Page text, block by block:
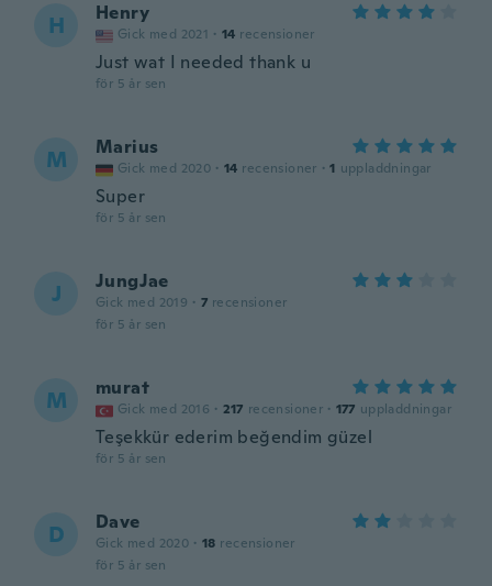
H Henry
Gick med 2021 · 14 recensioner
Just wat I needed thank u
för 5 år sen
M Marius
Gick med 2020 · 14 recensioner · 1 uppladdningar
Super
för 5 år sen
J JungJae
Gick med 2019 · 7 recensioner
för 5 år sen
M murat
Gick med 2016 · 217 recensioner · 177 uppladdningar
Teşekkür ederim beğendim güzel
för 5 år sen
D Dave
Gick med 2020 · 18 recensioner
för 5 år sen